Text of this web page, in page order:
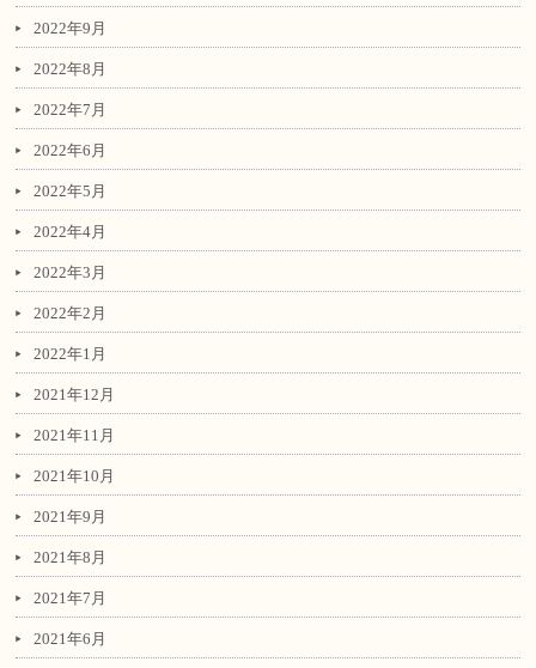
2022年9月
2022年8月
2022年7月
2022年6月
2022年5月
2022年4月
2022年3月
2022年2月
2022年1月
2021年12月
2021年11月
2021年10月
2021年9月
2021年8月
2021年7月
2021年6月